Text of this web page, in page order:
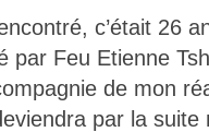
c’était 26
par Feu Etienne
de mon
par la